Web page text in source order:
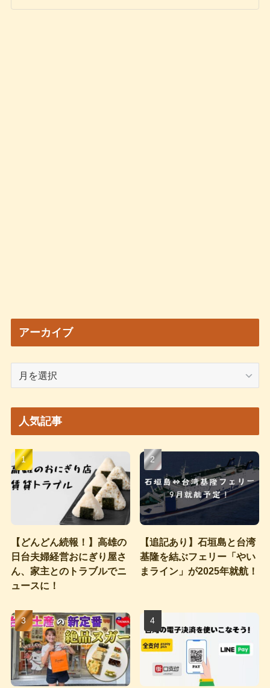
アーカイブ
ブ
人気記事
【どんどん続報！】高雄の
日台夫婦経営おにぎり屋さ
ん、家主とのトラブルでニ
ュースに！
【追記あり】石垣島と台湾
基隆を結ぶフェリー「やい
まライン」が2025年就航！